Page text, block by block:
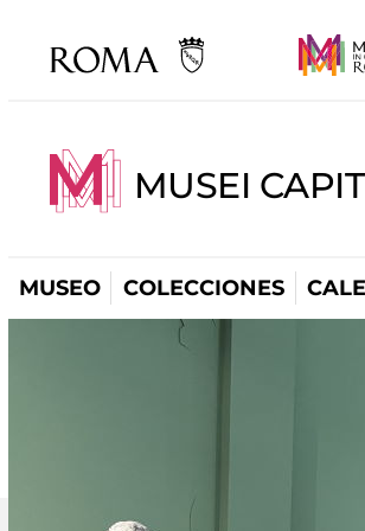
MUSEI
MUSEO COLECCIONES